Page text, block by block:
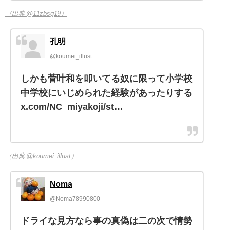
（出典 @11zbsg19）
孔明
@koumei_illust
しかも菅叶和を叩いてる奴に限って小学校
中学校にいじめられた経験があったりする
x.com/NC_miyakoji/st…
（出典 @koumei_illust）
Noma
@Noma78990800
ドライな見方なら事の真偽は二の次で情勢